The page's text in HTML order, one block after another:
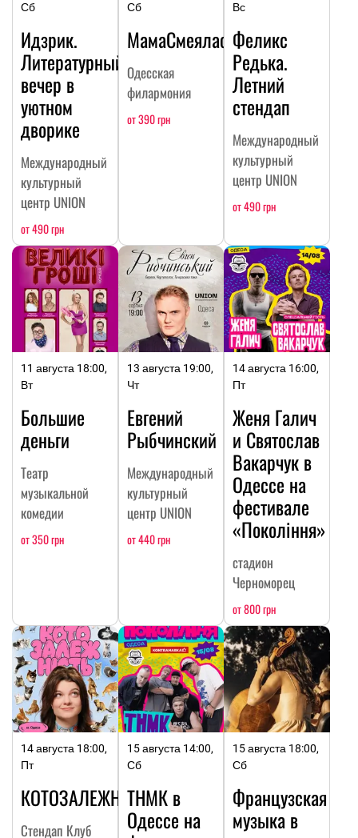
Сб
Идзрик.
Литературный
вечер в
уютном
дворике
Международный
культурный
центр UNION
от 490 грн
Сб
МамаСмеялась
Одесская
филармония
от 390 грн
Вс
Феликс
Редька.
Летний
стендап
Международный
культурный
центр UNION
от 490 грн
11 августа 18:00,
Вт
Большие
деньги
Театр
музыкальной
комедии
от 350 грн
13 августа 19:00,
Чт
Евгений
Рыбчинский
Международный
культурный
центр UNION
от 440 грн
14 августа 16:00,
Пт
Женя Галич
и Святослав
Вакарчук в
Одессе на
фестивале
«Покоління»
стадион
Черноморец
от 800 грн
14 августа 18:00,
Пт
КОТОЗАЛЕЖНОСТЬ
Стендап Клуб
15 августа 14:00,
Сб
ТНМК в
Одессе на
15 августа 18:00,
Сб
Французская
музыка в